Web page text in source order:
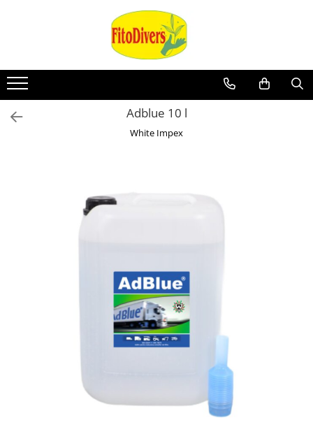
Adblue 10 l
White Impex